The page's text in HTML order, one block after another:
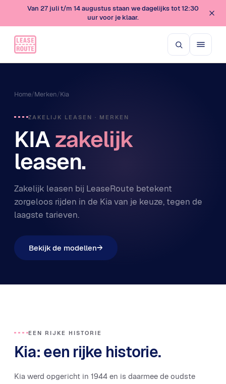
Van 27 juli t/m 14 augustus staan we dagelijks tot 12:30
uur voor je klaar.
Home/Merken/Kia
ZAKELIJK LEASEN · MERKEN
KIAzakelijk
leasen.
Zakelijk leasen bij LeaseRoute betekent
zorgeloos rijden in de Kia van je keuze, tegen de
laagste tarieven.
Bekijk de modellen→
EEN RIJKE HISTORIE
Kia: een rijke historie.
Kia werd opgericht in 1944 en is daarmee de oudste